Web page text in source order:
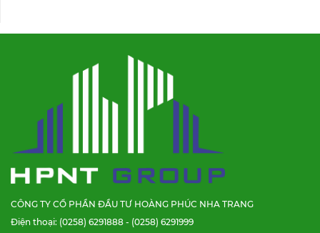
CÔNG TY CỔ PHẦN ĐẦU TƯ HOÀNG PHÚC NHA TRANG
Điện thoại: (0258) 6291888 - (0258) 6291999